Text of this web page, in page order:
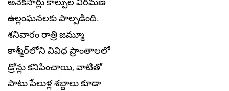
ఉల్లంఘనలకు పాల్పడింది.
శనివారం రాత్రి జమ్మూ
కాశ్మీర్‌లోని వివిధ ప్రాంతాలలో
డ్రోన్లు కనిపించాయి, వాటితో
పాటు పేలుళ్ల శబ్దాలు కూడా